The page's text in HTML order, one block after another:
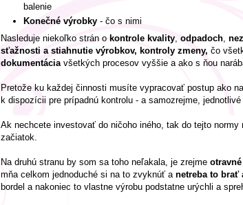
balenie
Konečné výrobky - čo s nimi
Nasleduje niekoľko strán o kontrole kvality odpadoch
sťažnosti a stiahnutie výrobkov, kontroly zmeny, čo
dokumentácia všetkých procesov vyššie a ako s ňou
Pretože ku každej činnosti musíte vypracovať postup ako
k dispozícii pre prípadnú kontrolu - a samozrejme,
Ak nechcete investovať do ničoho iného, tak do tejto
začiatok.
Na druhú stranu by som sa toho neľakala, je zrejme
mňa celkom jednoduché si na to zvyknúť a netreba to brať
bordel a nakoniec to vlastne výrobu podstatne urýchli a